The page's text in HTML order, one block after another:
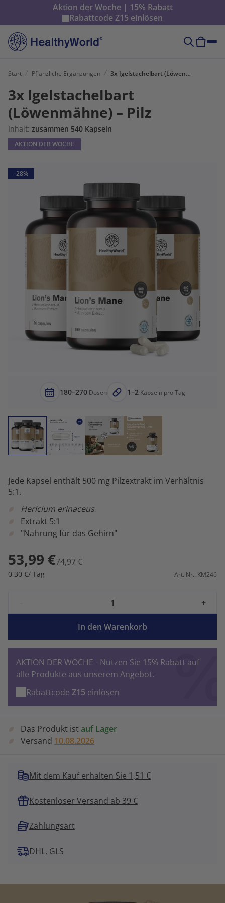
Aktion der Woche | 15% Rabatt
RabattcodeZ15 einlösen
Start Pflanzliche Ergänzungen 3x Igelstachelbart (Löwenmähne) – Pilz
3x Igelstachelbart
(Löwenmähne) – Pilz
Inhalt: zusammen 540 Kapseln
AKTION DER WOCHE
-28%
180–270 Dosen 1–2 Kapseln pro Tag
Jede Kapsel enthält 500 mg Pilzextrakt im Verhältnis
5:1.
Hericium erinaceus
Extrakt 5:1
"Nahrung für das Gehirn"
53,99 €74,97 €
0,30 €/ Tag Art. Nr.: KM246
+
In den Warenkorb
AKTION DER WOCHE - Nutzen Sie 15% Rabatt auf
alle Produkte aus unserem Angebot.
Rabattcode Z15 einlösen
Das Produkt ist auf Lager
Versand 10.08.2026
Mit dem Kauf erhalten Sie 1,51 €
Kostenloser Versand ab 39 €
Zahlungsart
DHL, GLS